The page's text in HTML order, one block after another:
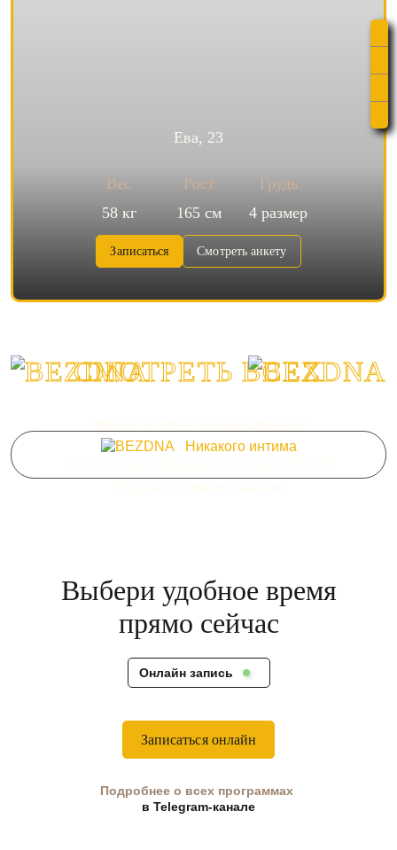
Ева, 23
Вес
58 кг
Рост
165 см
Грудь
4 размер
Записаться Смотреть анкету
СМОТРЕТЬ ВСЕХ
Никакого интима
Выбери удобное время
прямо сейчас
Онлайн запись
Записаться онлайн
Подробнее о всех программах
в Telegram-канале